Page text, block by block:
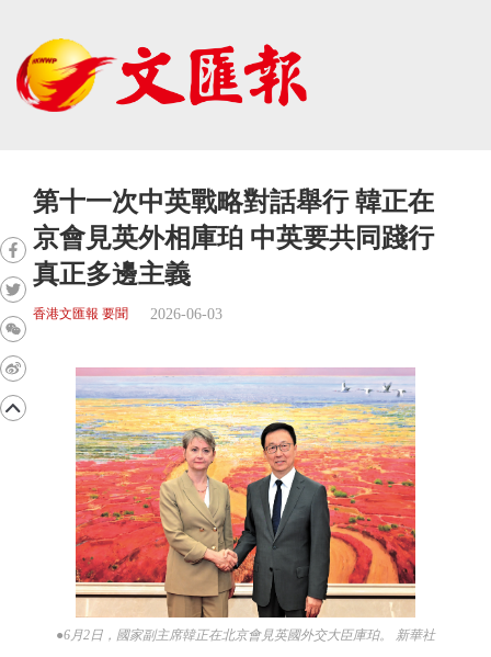
第十一次中英戰略對話舉行 韓正在
京會見英外相庫珀 中英要共同踐行
真正多邊主義
香港文匯報 要聞 2026-06-03
●6月2日，國家副主席韓正在北京會見英國外交大臣庫珀。 新華社